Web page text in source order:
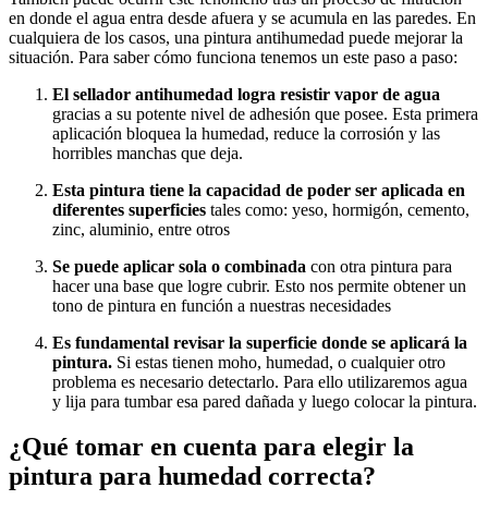
en donde el agua entra desde afuera y se acumula en las paredes. En
cualquiera de los casos, una pintura antihumedad puede mejorar la
situación. Para saber cómo funciona tenemos un este paso a paso:
El sellador antihumedad logra resistir vapor de agua
gracias a su potente nivel de adhesión que posee. Esta primera
aplicación bloquea la humedad, reduce la corrosión y las
horribles manchas que deja.
Esta pintura tiene la capacidad de poder ser aplicada en
diferentes superficies tales como: yeso, hormigón, cemento,
zinc, aluminio, entre otros
Se puede aplicar sola o combinada con otra pintura para
hacer una base que logre cubrir. Esto nos permite obtener un
tono de pintura en función a nuestras necesidades
Es fundamental revisar la superficie donde se aplicará la
pintura. Si estas tienen moho, humedad, o cualquier otro
problema es necesario detectarlo. Para ello utilizaremos agua
y lija para tumbar esa pared dañada y luego colocar la pintura.
¿Qué tomar en cuenta para elegir la
pintura para humedad correcta?